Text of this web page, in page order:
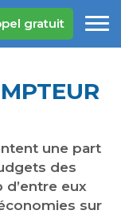
gratuit
une part
des
d’entre eux
sur